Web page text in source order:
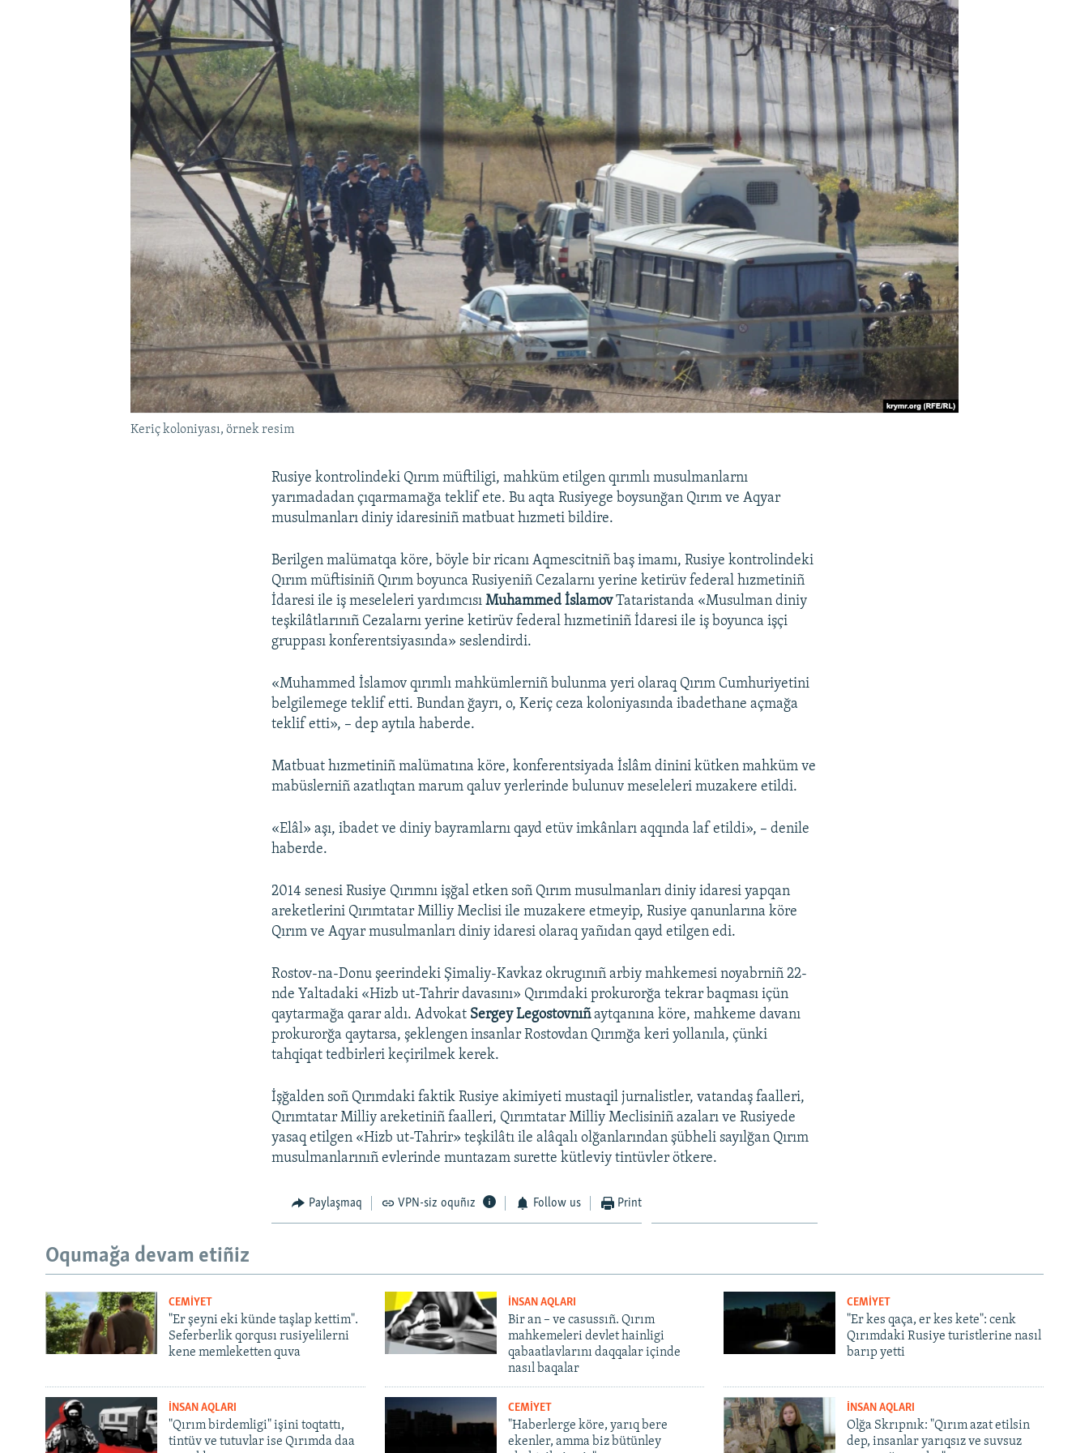
Keriç koloniyası, örnek resim
Rusiye kontrolindeki Qırım müftiligi, mahküm etilgen qırımlı musulmanlarnı
yarımadadan çıqarmamağa teklif ete. Bu aqta Rusiyege boysunğan Qırım ve Aqyar
musulmanları diniy idaresiniñ matbuat hızmeti bildire.
Berilgen malümatqa köre, böyle bir ricanı Aqmescitniñ baş imamı, Rusiye kontrolindeki
Qırım müftisiniñ Qırım boyunca Rusiyeniñ Cezalarnı yerine ketirüv federal hızmetiniñ
İdaresi ile iş meseleleri yardımcısıMuhammed İslamovTataristanda «Musulman diniy
teşkilâtlarınıñ Cezalarnı yerine ketirüv federal hızmetiniñ İdaresi ile iş boyunca işçi
gruppası konferentsiyasında» seslendirdi.
«Muhammed İslamov qırımlı mahkümlerniñ bulunma yeri olaraq Qırım Cumhuriyetini
belgilemege teklif etti. Bundan ğayrı, o, Keriç ceza koloniyasında ibadethane açmağa
teklif etti», – dep aytıla haberde.
Matbuat hızmetiniñ malümatına köre, konferentsiyada İslâm dinini kütken mahküm ve
mabüslerniñ azatlıqtan marum qaluv yerlerinde bulunuv meseleleri muzakere etildi.
«Elâl» aşı, ibadet ve diniy bayramlarnı qayd etüv imkânları aqqında laf etildi», – denile
haberde.
2014 senesi Rusiye Qırımnı işğal etken soñ Qırım musulmanları diniy idaresi yapqan
areketlerini Qırımtatar Milliy Meclisi ile muzakere etmeyip, Rusiye qanunlarına köre
Qırım ve Aqyar musulmanları diniy idaresi olaraq yañıdan qayd etilgen edi.
Rostov-na-Donu şeerindeki Şimaliy-Kavkaz okrugınıñ arbiy mahkemesi noyabrniñ 22-
nde Yaltadaki «Hizb ut-Tahrir davasını» Qırımdaki prokurorğa tekrar baqması içün
qaytarmağa qarar aldı. Advokat Sergey Legostovnıñaytqanına köre, mahkeme davanı
prokurorğa qaytarsa, şeklengen insanlar Rostovdan Qırımğa keri yollanıla, çünki
tahqiqat tedbirleri keçirilmek kerek.
İşğalden soñ Qırımdaki faktik Rusiye akimiyeti mustaqil jurnalistler, vatandaş faalleri,
Qırımtatar Milliy areketiniñ faalleri, Qırımtatar Milliy Meclisiniñ azaları ve Rusiyede
yasaq etilgen «Hizb ut-Tahrir» teşkilâtı ile alâqalı olğanlarından şübheli sayılğan Qırım
musulmanlarınıñ evlerinde muntazam surette kütleviy tintüvler ötkere.
Paylaşmaq VPN-siz oquñız Follow us Print
Oqumağa devam etiñiz
CEMİYET
"Er şeyni eki künde taşlap kettim".
Seferberlik qorqusı rusiyelilerni
kene memleketten quva
İNSAN AQLARI
Bir an – ve casussıñ. Qırım
mahkemeleri devlet hainligi
qabaatlavlarını daqqalar içinde
nasıl baqalar
CEMİYET
"Er kes qaça, er kes kete": cenk
Qırımdaki Rusiye turistlerine nasıl
barıp yetti
İNSAN AQLARI
"Qırım birdemligi" işini toqtattı,
tintüv ve tutuvlar ise Qırımda daa
CEMİYET
"Haberlerge köre, yarıq bere
ekenler, amma biz bütünley
İNSAN AQLARI
Olğa Skrıpnık: "Qırım azat etilsin
dep, insanlar yarıqsız ve suvsuz